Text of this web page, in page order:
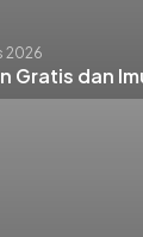
2026
Gratis dan